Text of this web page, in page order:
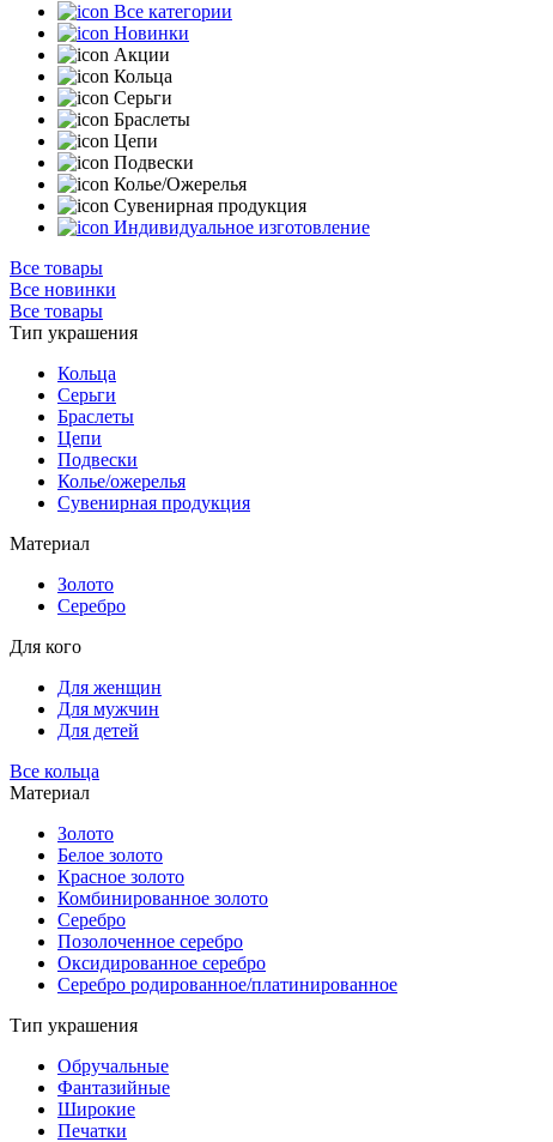
Все категории
Новинки
Акции
Кольца
Серьги
Браслеты
Цепи
Подвески
Колье/Ожерелья
Сувенирная продукция
Индивидуальное изготовление
Все товары
Все новинки
Все товары
Тип украшения
Кольца
Серьги
Браслеты
Цепи
Подвески
Колье/ожерелья
Сувенирная продукция
Материал
Золото
Серебро
Для кого
Для женщин
Для мужчин
Для детей
Все кольца
Материал
Золото
Белое золото
Красное золото
Комбинированное золото
Серебро
Позолоченное серебро
Оксидированное серебро
Серебро родированное/платинированное
Тип украшения
Обручальные
Фантазийные
Широкие
Печатки